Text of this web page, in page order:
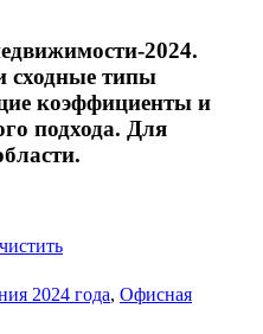
2024.
сходные типы
коэффициенты и
подхода. Для
2024 года, Офисная